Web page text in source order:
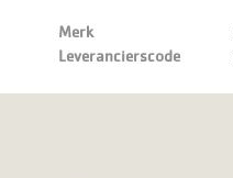
Merk
Leverancierscode